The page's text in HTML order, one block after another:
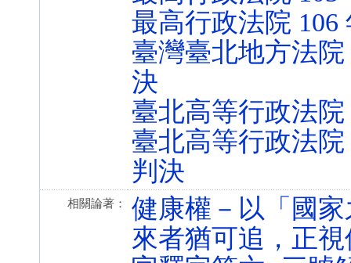
最高行政法院 106
臺灣臺北地方法
決
臺北高等行政法
臺北高等行政法
判決
相關論著：
健康權－以「國
來者猶可追，正